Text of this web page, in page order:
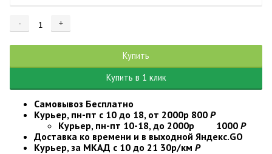
- +
Купить
Купить в 1 клик
Самовывоз Бесплатно
Курьер, пн-пт с 10 до 18, от 2000р 800 Р
Курьер, пн-пт 10-18, до 2000р 1000 Р
Доставка ко времени и в выходной Яндекс.GO
Курьер, за МКАД с 10 до 21 30р/км Р